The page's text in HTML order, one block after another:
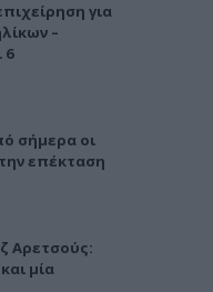
για
–
6
σήμερα οι
επέκταση
Αρετσούς:
μία